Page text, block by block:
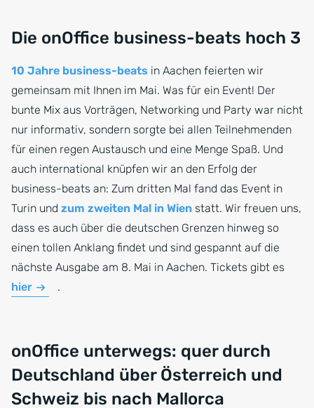
Die onOffice business-beats hoch 3
10 Jahre business-beats in Aachen feierten wir
gemeinsam mit Ihnen im Mai. Was für ein Event! Der
bunte Mix aus Vorträgen, Networking und Party war nicht
nur informativ, sondern sorgte bei allen Teilnehmenden
für einen regen Austausch und eine Menge Spaß. Und
auch international knüpfen wir an den Erfolg der
business-beats an: Zum dritten Mal fand das Event in
Turin und zum zweiten Mal in Wien statt. Wir freuen uns,
dass es auch über die deutschen Grenzen hinweg so
einen tollen Anklang findet und sind gespannt auf die
nächste Ausgabe am 8. Mai in Aachen. Tickets gibt es
hier
.
onOffice unterwegs: quer durch
Deutschland über Österreich und
Schweiz bis nach Mallorca